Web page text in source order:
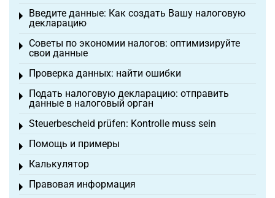
Введите данные: Как создать Вашу налоговую
декларацию
Toggle menu
Советы по экономии налогов: оптимизируйте
свои данные
Toggle menu
Проверка данных: найти ошибки
Toggle menu
Подать налоговую декларацию: отправить
данные в налоговый орган
Toggle menu
Steuerbescheid prüfen: Kontrolle muss sein
Toggle menu
Помощь и примеры
Toggle menu
Калькулятор
Toggle menu
Правовая информация
Toggle menu